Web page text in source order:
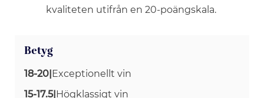
kvaliteten utifrån en 20-poängskala.
Betyg
18-20|Exceptionellt vin
15-17.5|Högklassigt vin